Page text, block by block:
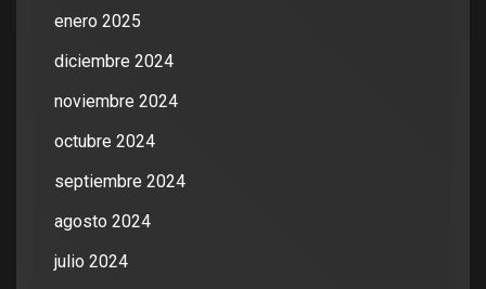
enero 2025
diciembre 2024
noviembre 2024
octubre 2024
septiembre 2024
agosto 2024
julio 2024